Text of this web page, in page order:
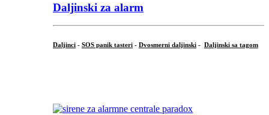
Daljinski za alarm
Daljinci - SOS panik tasteri - Dvosmerni daljinski - Daljinski sa tagom